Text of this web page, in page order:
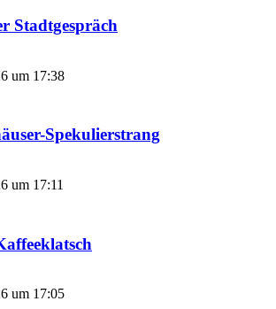
Stadtgespräch
um 17:38
Spekulierstrang
um 17:11
um 17:05